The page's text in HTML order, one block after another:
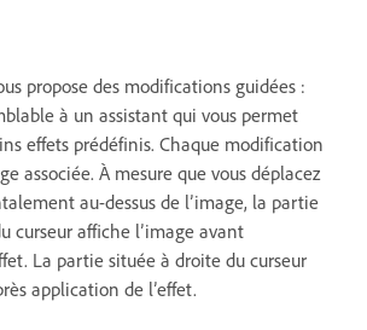
propose des modifications guidées :
à un assistant qui vous permet
effets prédéfinis. Chaque modification
associée. À mesure que vous déplacez
au-dessus de l’image, la partie
curseur affiche l’image avant
La partie située à droite du curseur
application de l’effet.